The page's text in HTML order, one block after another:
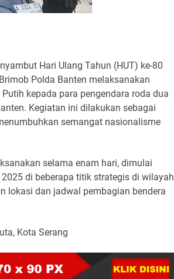
Hari Ulang Tahun (HUT) ke-80
Polda Banten melaksanakan
kepada para pengendara roda dua
Kegiatan ini dilakukan sebagai
semangat nasionalisme
selama enam hari, dimulai
di beberapa titik strategis di wilayah
lokasi dan jadwal pembagian bendera
Kota Serang